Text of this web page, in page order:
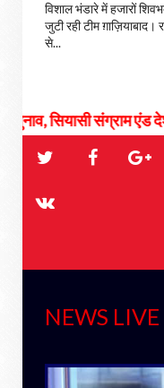
विशाल भंडारे में हजारों
जुटी रही टीम
से...
संग्राम एंड देश दुनिया की
NEWS